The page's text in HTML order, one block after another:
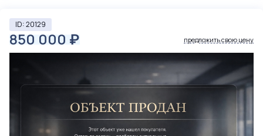
ID: 20129
850 000 ₽ предложить свою цену